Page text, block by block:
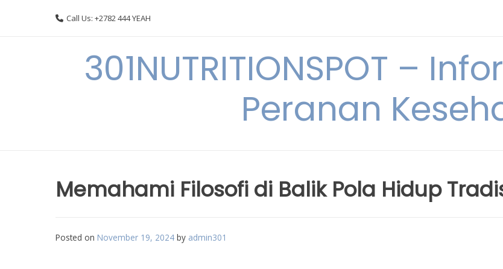
Call Us: +2782 444 YEAH
301NUTRITIONSPOT –
Peranan
Memahami Filosofi di Balik Pola Hidup
Posted on November 19, 2024 by admin301